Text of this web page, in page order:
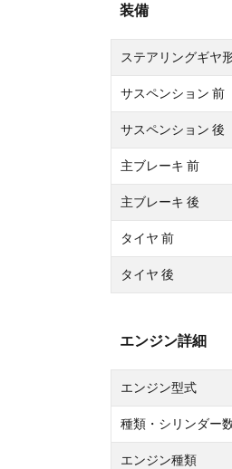
装備
ステアリングギヤ
サスペンション 前
サスペンション 後
主ブレーキ 前
主ブレーキ 後
タイヤ 前
タイヤ 後
エンジン詳細
エンジン型式
種類・シリンダー
エンジン種類